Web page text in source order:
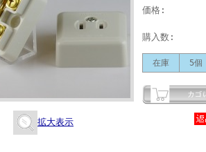
拡大表示
価格:
購入数:
在庫 5個